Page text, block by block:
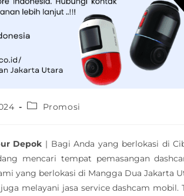
Promosi
Depok | Bagi Anda yang berlokasi di
mencari tempat pemasangan
yang berlokasi di Mangga Dua Jakarta
melayani jasa service dashcam